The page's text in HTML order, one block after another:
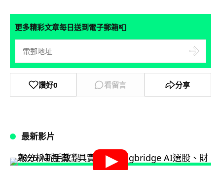
更多精彩文章每日送到電子郵箱📮
讚好0 看留言 分享
最新影片